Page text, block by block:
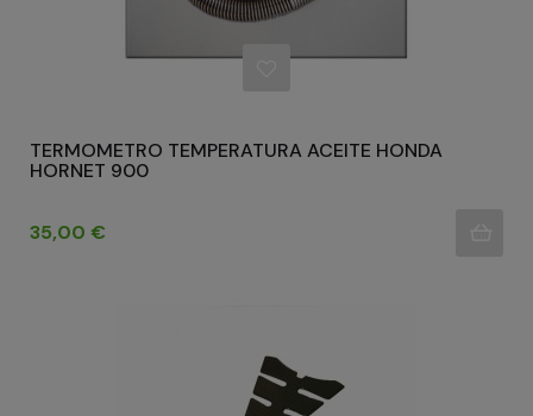
TERMOMETRO TEMPERATURA ACEITE HONDA
HORNET 900
Precio
35,00 €